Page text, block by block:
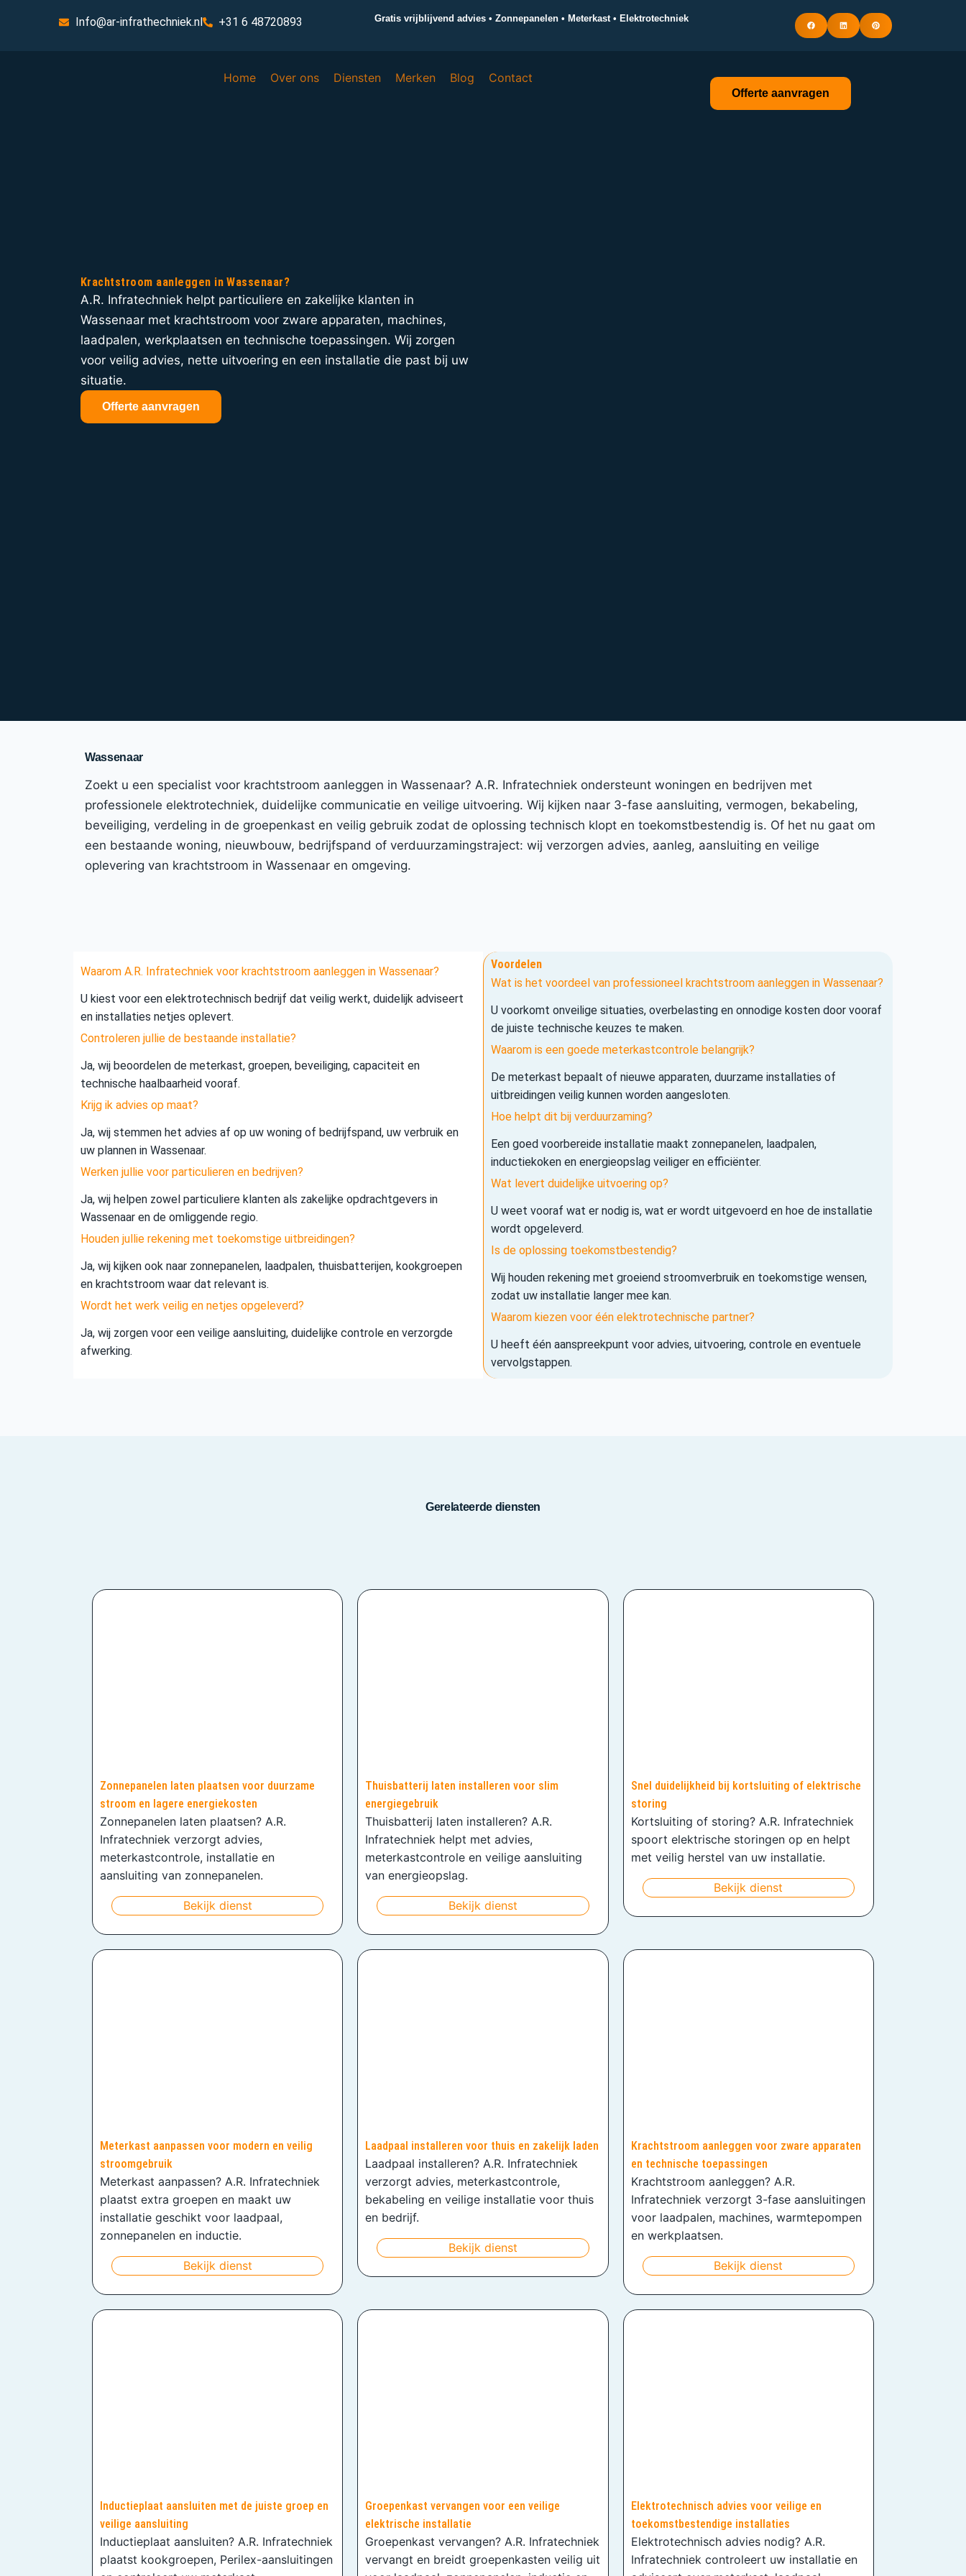
Info@ar-infrathechniek.nl +31 6 48720893 Gratis vrijblijvend advies • Zonnepanelen • Meterkast • Elektrotechniek
Home Over ons Diensten Merken Blog Contact
Offerte aanvragen
Krachtstroom aanleggen in Wassenaar?
A.R. Infratechniek helpt particuliere en zakelijke klanten in
Wassenaar met krachtstroom voor zware apparaten, machines,
laadpalen, werkplaatsen en technische toepassingen. Wij zorgen
voor veilig advies, nette uitvoering en een installatie die past bij uw
situatie.
Offerte aanvragen
Wassenaar
Zoekt u een specialist voor krachtstroom aanleggen in Wassenaar? A.R. Infratechniek ondersteunt woningen en bedrijven met
professionele elektrotechniek, duidelijke communicatie en veilige uitvoering. Wij kijken naar 3-fase aansluiting, vermogen, bekabeling,
beveiliging, verdeling in de groepenkast en veilig gebruik zodat de oplossing technisch klopt en toekomstbestendig is. Of het nu gaat om
een bestaande woning, nieuwbouw, bedrijfspand of verduurzamingstraject: wij verzorgen advies, aanleg, aansluiting en veilige
oplevering van krachtstroom in Wassenaar en omgeving.
Waarom A.R. Infratechniek voor krachtstroom aanleggen in Wassenaar?
U kiest voor een elektrotechnisch bedrijf dat veilig werkt, duidelijk adviseert
en installaties netjes oplevert.
Controleren jullie de bestaande installatie?
Ja, wij beoordelen de meterkast, groepen, beveiliging, capaciteit en
technische haalbaarheid vooraf.
Krijg ik advies op maat?
Ja, wij stemmen het advies af op uw woning of bedrijfspand, uw verbruik en
uw plannen in Wassenaar.
Werken jullie voor particulieren en bedrijven?
Ja, wij helpen zowel particuliere klanten als zakelijke opdrachtgevers in
Wassenaar en de omliggende regio.
Houden jullie rekening met toekomstige uitbreidingen?
Ja, wij kijken ook naar zonnepanelen, laadpalen, thuisbatterijen, kookgroepen
en krachtstroom waar dat relevant is.
Wordt het werk veilig en netjes opgeleverd?
Ja, wij zorgen voor een veilige aansluiting, duidelijke controle en verzorgde
afwerking.
Voordelen
Wat is het voordeel van professioneel krachtstroom aanleggen in Wassenaar?
U voorkomt onveilige situaties, overbelasting en onnodige kosten door vooraf
de juiste technische keuzes te maken.
Waarom is een goede meterkastcontrole belangrijk?
De meterkast bepaalt of nieuwe apparaten, duurzame installaties of
uitbreidingen veilig kunnen worden aangesloten.
Hoe helpt dit bij verduurzaming?
Een goed voorbereide installatie maakt zonnepanelen, laadpalen,
inductiekoken en energieopslag veiliger en efficiënter.
Wat levert duidelijke uitvoering op?
U weet vooraf wat er nodig is, wat er wordt uitgevoerd en hoe de installatie
wordt opgeleverd.
Is de oplossing toekomstbestendig?
Wij houden rekening met groeiend stroomverbruik en toekomstige wensen,
zodat uw installatie langer mee kan.
Waarom kiezen voor één elektrotechnische partner?
U heeft één aanspreekpunt voor advies, uitvoering, controle en eventuele
vervolgstappen.
Gerelateerde diensten
Zonnepanelen laten plaatsen voor duurzame
stroom en lagere energiekosten
Zonnepanelen laten plaatsen? A.R.
Infratechniek verzorgt advies,
meterkastcontrole, installatie en
aansluiting van zonnepanelen.
Bekijk dienst
Thuisbatterij laten installeren voor slim
energiegebruik
Thuisbatterij laten installeren? A.R.
Infratechniek helpt met advies,
meterkastcontrole en veilige aansluiting
van energieopslag.
Bekijk dienst
Snel duidelijkheid bij kortsluiting of elektrische
storing
Kortsluiting of storing? A.R. Infratechniek
spoort elektrische storingen op en helpt
met veilig herstel van uw installatie.
Bekijk dienst
Meterkast aanpassen voor modern en veilig
stroomgebruik
Meterkast aanpassen? A.R. Infratechniek
plaatst extra groepen en maakt uw
installatie geschikt voor laadpaal,
zonnepanelen en inductie.
Bekijk dienst
Laadpaal installeren voor thuis en zakelijk laden
Laadpaal installeren? A.R. Infratechniek
verzorgt advies, meterkastcontrole,
bekabeling en veilige installatie voor thuis
en bedrijf.
Bekijk dienst
Krachtstroom aanleggen voor zware apparaten
en technische toepassingen
Krachtstroom aanleggen? A.R.
Infratechniek verzorgt 3-fase aansluitingen
voor laadpalen, machines, warmtepompen
en werkplaatsen.
Bekijk dienst
Inductieplaat aansluiten met de juiste groep en
veilige aansluiting
Inductieplaat aansluiten? A.R. Infratechniek
plaatst kookgroepen, Perilex-aansluitingen
Groepenkast vervangen voor een veilige
elektrische installatie
Groepenkast vervangen? A.R. Infratechniek
vervangt en breidt groepenkasten veilig uit
Elektrotechnisch advies voor veilige en
toekomstbestendige installaties
Elektrotechnisch advies nodig? A.R.
Infratechniek controleert uw installatie en